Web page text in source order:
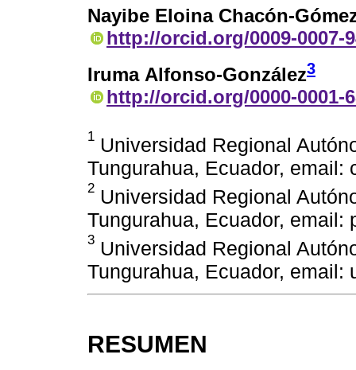
Nayibe Eloina Chacón-
http://orcid.org/0009-0007-
Iruma Alfonso-González3
http://orcid.org/0000-0001-
1 Universidad Regional
Tungurahua, Ecuador, email:
2 Universidad Regional
Tungurahua, Ecuador, email:
3 Universidad Regional
Tungurahua, Ecuador, email:
RESUMEN